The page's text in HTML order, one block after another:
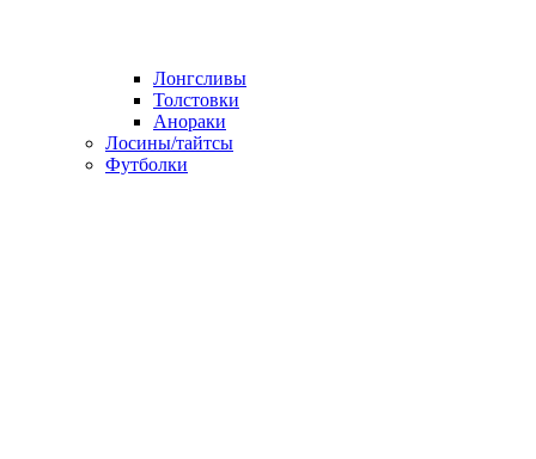
Лонгсливы
Толстовки
Анораки
Лосины/тайтсы
Футболки